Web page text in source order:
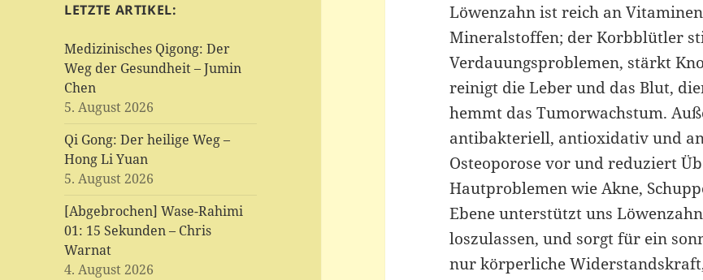
LETZTE ARTIKEL:
Medizinisches Qigong: Der
Weg der Gesundheit – Jumin
Chen
5. August 2026
Qi Gong: Der heilige Weg –
Hong Li Yuan
5. August 2026
[Abgebrochen] Wase-Rahimi
01: 15 Sekunden – Chris
Warnat
4. August 2026
Löwenzahn ist reich an
Mineralstoffen; der Korbblütler
Verdauungsproblemen, stärkt
reinigt die Leber und das Blut,
hemmt das Tumorwachstum.
antibakteriell, antioxidativ und
Osteoporose vor und reduziert
Hautproblemen wie Akne,
Ebene unterstützt uns
loszulassen, und sorgt für ein
nur körperliche